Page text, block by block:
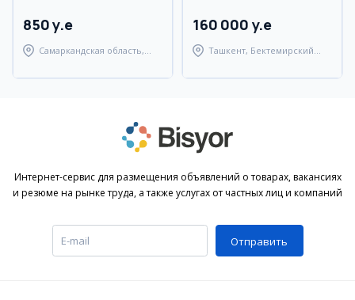
850 y.e
Самаркандская область,
160 000 y.e
Ташкент, Бектемирский
Интернет-сервис для размещения объявлений о товарах, вакансиях
и резюме на рынке труда, а также услугах от частных лиц и компаний
Отправить